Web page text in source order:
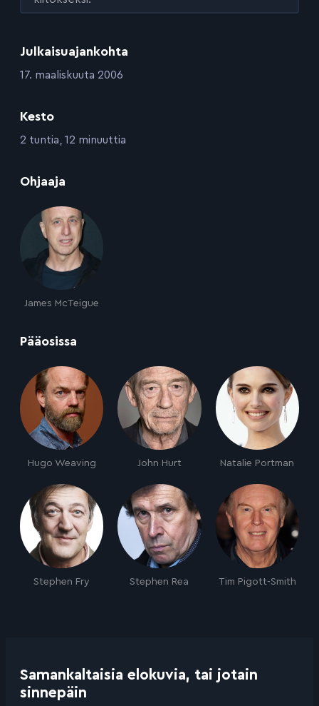
Julkaisuajankohta
:17. maaliskuuta 2006
Kesto
:2 tuntia, 12 minuuttia
Ohjaaja
James McTeigue
Pääosissa
Hugo Weaving John Hurt Natalie Portman
Stephen Fry Stephen Rea Tim Pigott-Smith
Samankaltaisia elokuvia, tai jotain
sinnepäin